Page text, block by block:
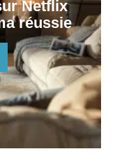
Netflix
réussie